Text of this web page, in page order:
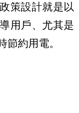
策設計就是以
用戶、尤其是
節約用電。